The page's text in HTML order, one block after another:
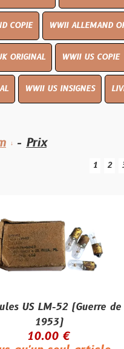
COPIE WWII ALLEMAND
ORIGINAL WWII US COPIE
WWII US INSIGNES
- Prix
1 2
US LM-52 (Guerre
1953)
10.00 €